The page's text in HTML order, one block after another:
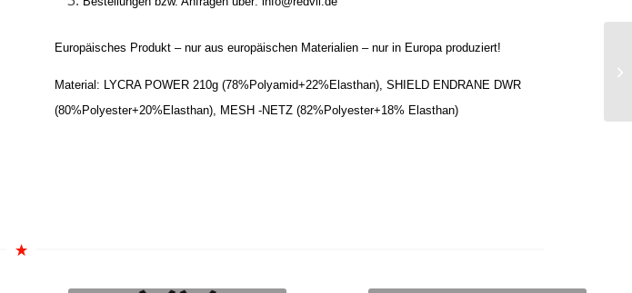
Europäisches Produkt – nur aus europäischen Materialien – nur in Europa produziert!
Material: LYCRA POWER 210g (78%Polyamid+22%Elasthan), SHIELD ENDRANE DWR
(80%Polyester+20%Elasthan), MESH -NETZ (82%Polyester+18% Elasthan)